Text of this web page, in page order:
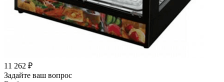
11 262 ₽
Задайте ваш вопрос